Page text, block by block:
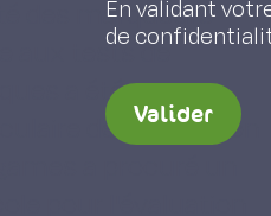
des marqueurs
aux tests de
a été
de description
a procuré un
En validant
de
Valider